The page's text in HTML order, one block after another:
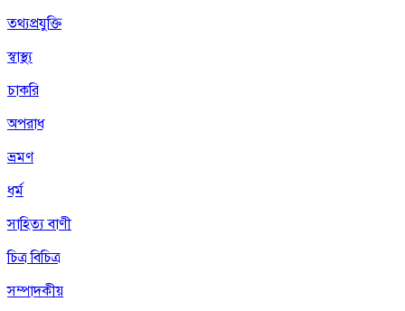
তথ্যপ্রযুক্তি
স্বাস্থ্য
চাকরি
অপরাধ
ভ্রমণ
ধর্ম
সাহিত্য বাণী
চিত্র বিচিত্র
সম্পাদকীয়